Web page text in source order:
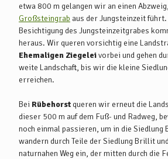
etwa 800 m gelangen wir an einen
Großsteingrab aus der Jungsteinzeit führt.
Besichtigung des Jungsteinzeitgrabes
heraus. Wir queren vorsichtig eine
Ehemaligen Ziegeleivorbei und gehen
weite Landschaft, bis wir die kleine
erreichen.
Bei Rübehorstqueren wir erneut die
dieser 500 m auf dem Fuß- und Radweg,
noch einmal passieren, um in die
wandern durch Teile der Siedlung Brillit
naturnahen Weg ein, der mitten durch die